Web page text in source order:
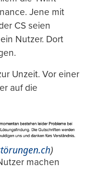
Jene mit
CS seien
Nutzer. Dort
Unzeit. Vor einer
auf die
)
machen